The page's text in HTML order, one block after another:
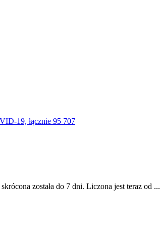
została do 7 dni. Liczona jest teraz od ...